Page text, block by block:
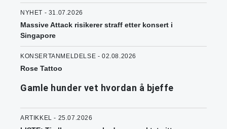
NYHET - 31.07.2026
Massive Attack risikerer straff etter konsert i
Singapore
KONSERTANMELDELSE - 02.08.2026
Rose Tattoo
Gamle hunder vet hvordan å bjeffe
ARTIKKEL - 25.07.2026